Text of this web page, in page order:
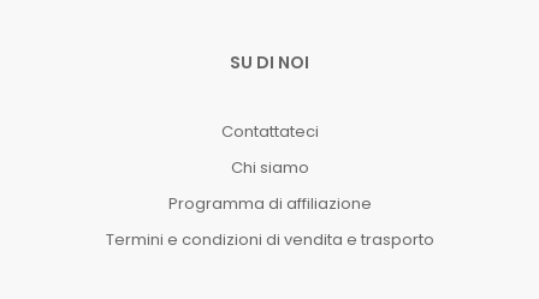
SU DI NOI
Contattateci
Chi siamo
Programma di affiliazione
Termini e condizioni di vendita e trasporto